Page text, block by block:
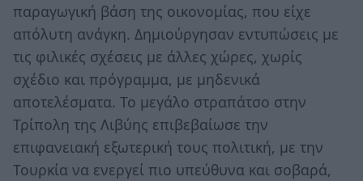
παραγωγική βάση της οικονομίας, που είχε
απόλυτη ανάγκη. Δημιούργησαν εντυπώσεις με
τις φιλικές σχέσεις με άλλες χώρες, χωρίς
σχέδιο και πρόγραμμα, με μηδενικά
αποτελέσματα. Το μεγάλο στραπάτσο στην
Τρίπολη της Λιβύης επιβεβαίωσε την
επιφανειακή εξωτερική τους πολιτική, με την
Τουρκία να ενεργεί πιο υπεύθυνα και σοβαρά,